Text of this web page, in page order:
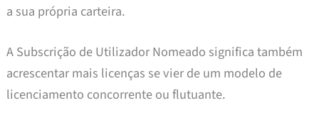
a sua própria carteira.
A Subscrição de Utilizador Nomeado significa também
acrescentar mais licenças se vier de um modelo de
licenciamento concorrente ou flutuante.